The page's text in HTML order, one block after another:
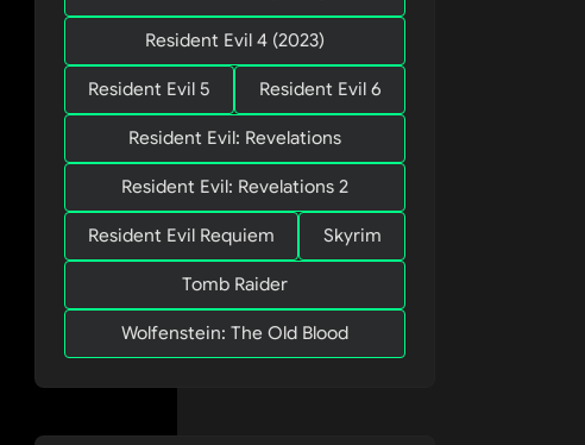
Resident Evil 4 (2023)
Resident Evil 5 Resident Evil 6
Resident Evil: Revelations
Resident Evil: Revelations 2
Resident Evil Requiem Skyrim
Tomb Raider
Wolfenstein: The Old Blood